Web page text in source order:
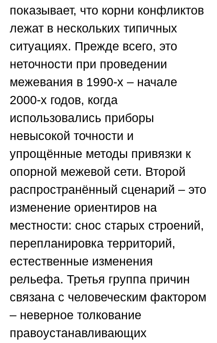
показывает, что корни конфликтов
лежат в нескольких типичных
ситуациях. Прежде всего, это
неточности при проведении
межевания в 1990-х – начале
2000-х годов, когда
использовались приборы
невысокой точности и
упрощённые методы привязки к
опорной межевой сети. Второй
распространённый сценарий – это
изменение ориентиров на
местности: снос старых строений,
перепланировка территорий,
естественные изменения
рельефа. Третья группа причин
связана с человеческим фактором
– неверное толкование
правоустанавливающих